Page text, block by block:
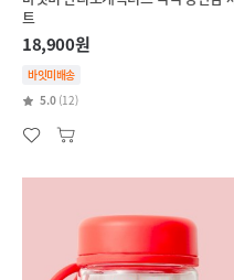
트
18,900원
바잇미배송
5.0 (12)